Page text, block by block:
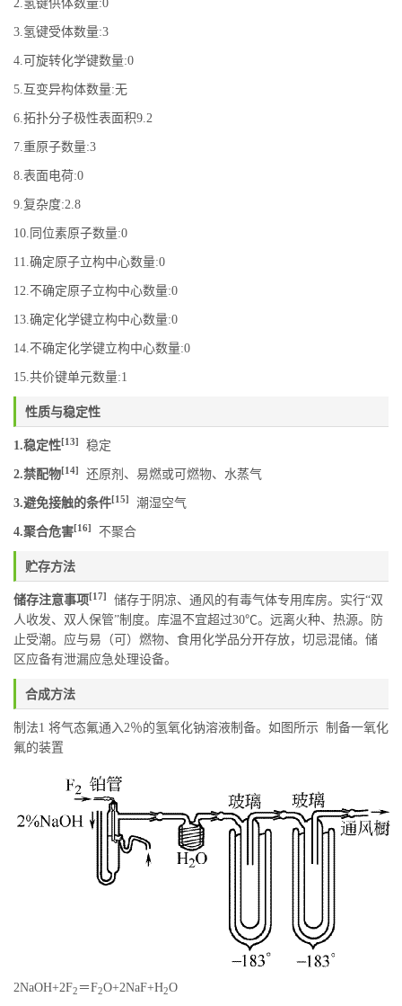
2.氢键供体数量:0
3.氢键受体数量:3
4.可旋转化学键数量:0
5.互变异构体数量:无
6.拓扑分子极性表面积9.2
7.重原子数量:3
8.表面电荷:0
9.复杂度:2.8
10.同位素原子数量:0
11.确定原子立构中心数量:0
12.不确定原子立构中心数量:0
13.确定化学键立构中心数量:0
14.不确定化学键立构中心数量:0
15.共价键单元数量:1
性质与稳定性
1.稳定性[13] 稳定
2.禁配物[14] 还原剂、易燃或可燃物、水蒸气
3.避免接触的条件[15] 潮湿空气
4.聚合危害[16] 不聚合
贮存方法
储存注意事项 [17]
储存于阴凉、通风的有毒气体专用库房。实行“双
人收发、双人保管”制度。库温不宜超过30℃。远离火种、热源。防
止受潮。应与易（可）燃物、食用化学品分开存放，切忌混储。储
区应备有泄漏应急处理设备。
合成方法
制法1 将气态氟通入2％的氢氧化钠溶液制备。如图所示 制备一氧化
氟的装置
2NaOH+2F2 ＝F2O+2NaF+H2O